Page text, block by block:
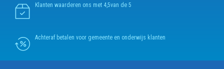
Klanten waarderen ons met 4,5van de 5
Achteraf betalen voor gemeente en onderwijs klanten